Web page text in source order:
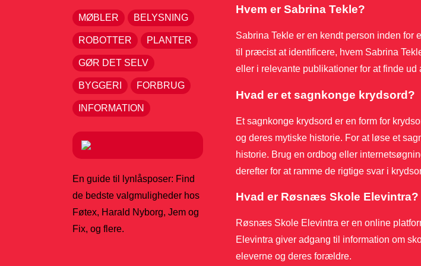
Hvem er Sabrina Tekle?
Sabrina Tekle er en kendt person inden
til præcist at identificere, hvem Sabrina
eller i relevante publikationer for at finde ud
Hvad er et sagnkonge krydsord?
Et sagnkonge krydsord er en form for
og deres mytiske historie. For at løse et
historie. Brug en ordbog eller
derefter for at ramme de rigtige svar i
Hvad er Røsnæs Skole Elevintra?
Røsnæs Skole Elevintra er en online
Elevintra giver adgang til information om
eleverne og deres forældre.
MØBLER BELYSNING
ROBOTTER PLANTER
GØR DET SELV
BYGGERI FORBRUG
INFORMATION
En guide til lynlåsposer: Find
de bedste valgmuligheder hos
Føtex, Harald Nyborg, Jem og
Fix, og flere.